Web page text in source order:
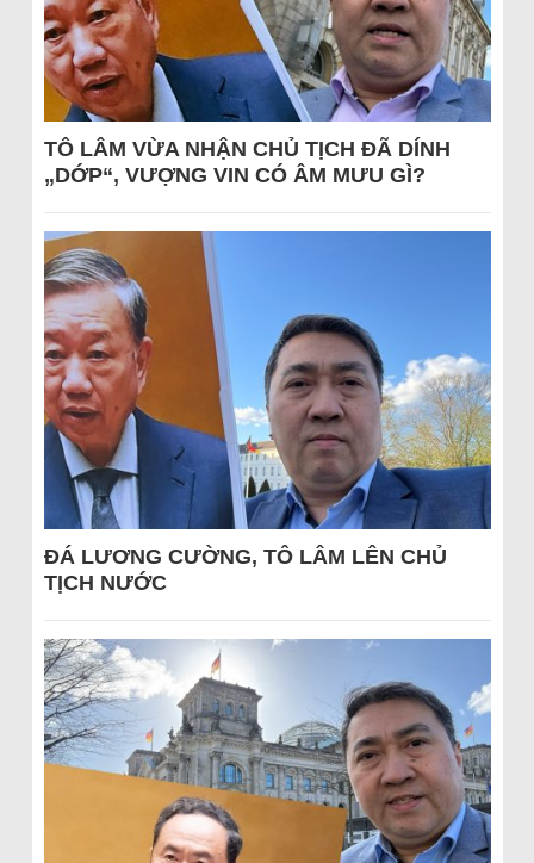
TÔ LÂM VỪA NHẬN CHỦ TỊCH ĐÃ DÍNH
„DỚP“, VƯỢNG VIN CÓ ÂM MƯU GÌ?
ĐÁ LƯƠNG CƯỜNG, TÔ LÂM LÊN CHỦ
TỊCH NƯỚC